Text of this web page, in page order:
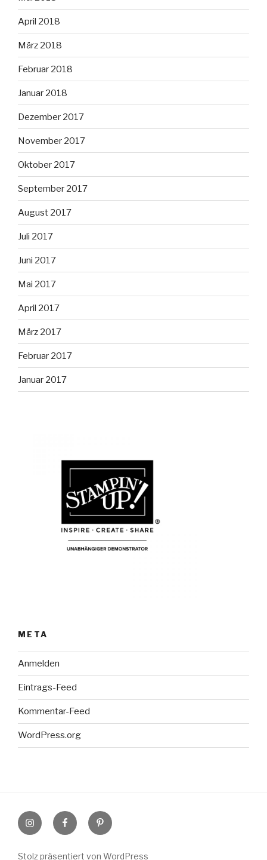
April 2018
März 2018
Februar 2018
Januar 2018
Dezember 2017
November 2017
Oktober 2017
September 2017
August 2017
Juli 2017
Juni 2017
Mai 2017
April 2017
März 2017
Februar 2017
Januar 2017
META
Anmelden
Eintrags-Feed
Kommentar-Feed
WordPress.org
InstagramFacebookPinterest
Stolz präsentiert von WordPress